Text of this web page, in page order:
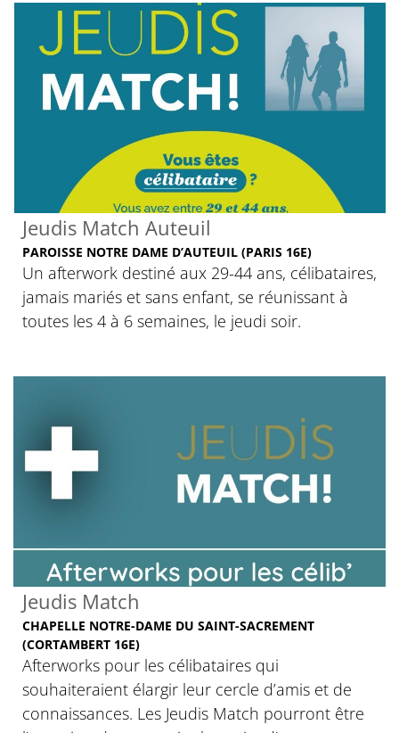
Jeudis Match Auteuil
PAROISSE NOTRE DAME D’AUTEUIL (PARIS 16E)
Un afterwork destiné aux 29-44 ans, célibataires,
jamais mariés et sans enfant, se réunissant à
toutes les 4 à 6 semaines, le jeudi soir.
Jeudis Match
CHAPELLE NOTRE-DAME DU SAINT-SACREMENT
(CORTAMBERT 16E)
Afterworks pour les célibataires qui
souhaiteraient élargir leur cercle d’amis et de
connaissances. Les Jeudis Match pourront être